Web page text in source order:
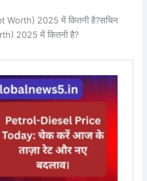
Worth) 2025 में कितनी है?सचिन
2025 में कितनी है?